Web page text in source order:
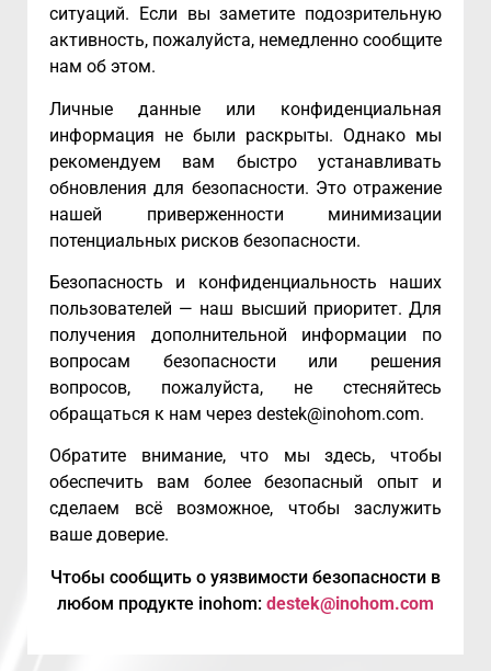
ситуаций. Если вы заметите подозрительную
активность, пожалуйста, немедленно сообщите
нам об этом.
Личные данные или конфиденциальная
информация не были раскрыты. Однако мы
рекомендуем вам быстро устанавливать
обновления для безопасности. Это отражение
нашей приверженности минимизации
потенциальных рисков безопасности.
Безопасность и конфиденциальность наших
пользователей — наш высший приоритет. Для
получения дополнительной информации по
вопросам безопасности или решения
вопросов, пожалуйста, не стесняйтесь
обращаться к нам через destek@inohom.com.
Обратите внимание, что мы здесь, чтобы
обеспечить вам более безопасный опыт и
сделаем всё возможное, чтобы заслужить
ваше доверие.
Чтобы сообщить о уязвимости безопасности в
любом продукте inohom: destek@inohom.com